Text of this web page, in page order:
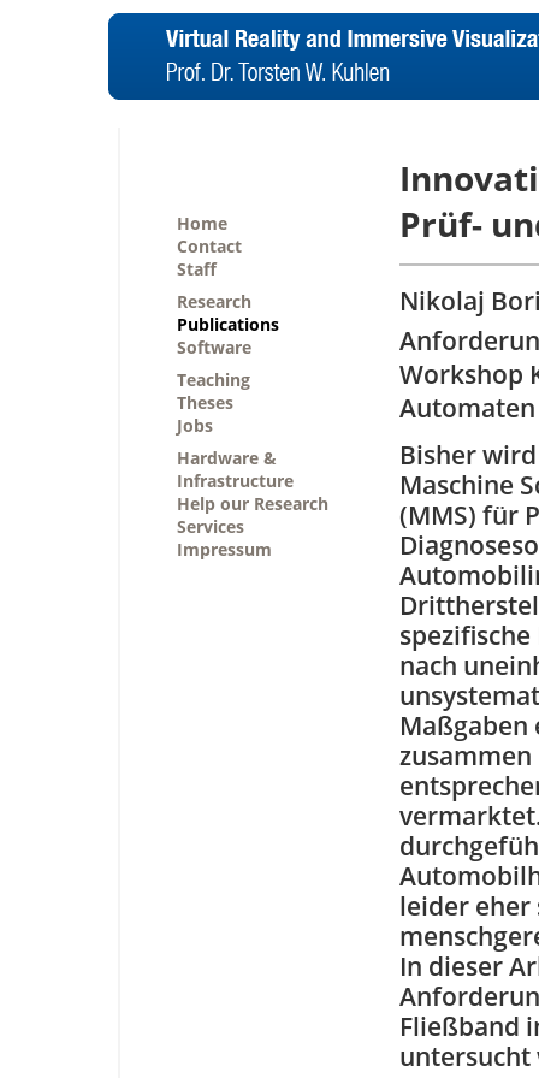
Home
Contact
Staff
Research
Publications
Software
Teaching
Theses
Jobs
Hardware &
Infrastructure
Help our Research
Services
Impressum
Prüf-
Nikolaj
Workshop
Automaten
Bisher
Maschine
(MMS) für
nach
leider eher
In dieser
Fließband
untersucht